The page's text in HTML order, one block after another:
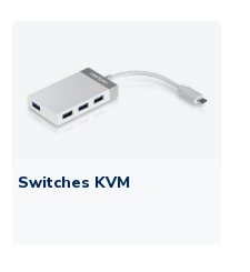
Switches KVM